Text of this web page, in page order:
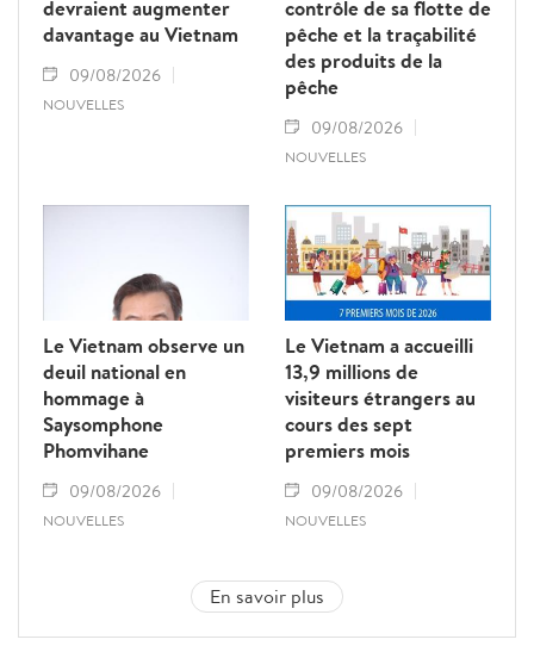
devraient augmenter
davantage au Vietnam
09/08/2026
NOUVELLES
contrôle de sa flotte de
pêche et la traçabilité
des produits de la
pêche
09/08/2026
NOUVELLES
Le Vietnam observe un
deuil national en
hommage à
Saysomphone
Phomvihane
09/08/2026
NOUVELLES
Le Vietnam a accueilli
13,9 millions de
visiteurs étrangers au
cours des sept
premiers mois
09/08/2026
NOUVELLES
En savoir plus